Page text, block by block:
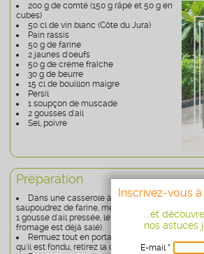
200 g de comté (150 g râpé et 50 g en
cubes)
50 cl de vin blanc (Côte du Jura)
Pain rassis
50 g de farine
2 jaunes d'oeufs
50 g de crème fraîche
30 g de beurre
15 cl de bouillon maigre
Persil
1 soupçon de muscade
2 gousses d'ail
Sel, poivre
Préparation
Dans une casserole à fond épais, faites
saupoudrez de farine, mélangez et mouillez
1 gousse d'ail pressée, le poivre, le soupçon de
fromage est déjà salé).
Remuez tout en portant à ébullition. Versez
qu'il est fondu, retirez la casserole du feu.
Inscrivez-vous à
...et
nos astuces
E-mail *